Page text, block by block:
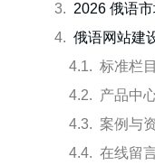
2026 俄语
俄语网站建
标准栏
产品中
案例与
在线留